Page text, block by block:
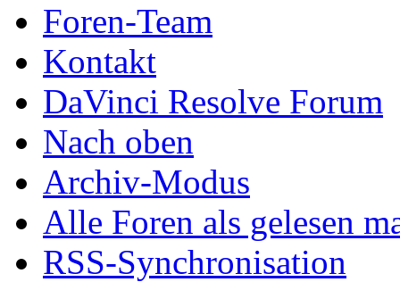
Foren-Team
Kontakt
DaVinci Resolve Forum
Nach oben
Archiv-Modus
Alle Foren als gelesen
RSS-Synchronisation